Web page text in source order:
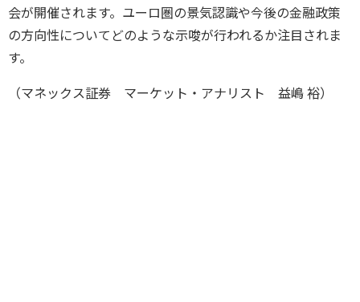
会が開催されます。ユーロ圏の景気認識や今後の金融政策
の方向性についてどのような示唆が行われるか注目されま
す。
（マネックス証券 マーケット・アナリスト 益嶋 裕）